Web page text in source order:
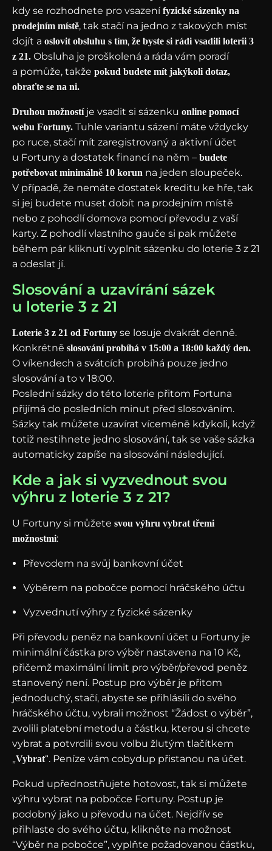
kdy se rozhodnete pro vsazenífyzické sázenky na
prodejním místě, tak stačí na jedno z takových míst
dojít a oslovit obsluhu s tím, že byste si rádi vsadili loterii 3
z 21. Obsluha je proškolená a ráda vám poradí
a pomůže, takže pokud budete mít jakýkoli dotaz,
obraťte se na ni.
Druhou možnostíje vsadit si sázenku online pomocí
webu Fortuny. Tuhle variantu sázení máte vždycky
po ruce, stačí mít zaregistrovaný a aktivní účet
u Fortuny a dostatek financí na něm – budete
potřebovat minimálně 10 korun na jeden sloupeček.
V případě, že nemáte dostatek kreditu ke hře, tak
si jej budete muset dobít na prodejním místě
nebo z pohodlí domova pomocí převodu z vaší
karty. Z pohodlí vlastního gauče si pak můžete
během pár kliknutí vyplnit sázenku do loterie 3 z 21
a odeslat jí.
Slosování a uzavírání sázek
u loterie 3 z 21
Loterie 3 z 21 od Fortuny se losuje dvakrát denně.
Konkrétně slosování probíhá v 15:00 a 18:00 každý den.
O víkendech a svátcích probíhá pouze jedno
slosování a to v 18:00.
Poslední sázky do této loterie přitom Fortuna
přijímá do posledních minut před slosováním.
Sázky tak můžete uzavírat víceméně kdykoli, když
totiž nestihnete jedno slosování, tak se vaše sázka
automaticky zapíše na slosování následující.
Kde a jak si vyzvednout svou
výhru z loterie 3 z 21?
U Fortuny si můžete svou výhru vybrat třemi
možnostmi:
Převodem na svůj bankovní účet
Výběrem na pobočce pomocí hráčského účtu
Vyzvednutí výhry z fyzické sázenky
Při převodu peněz na bankovní účet u Fortuny je
minimální částka pro výběr nastavena na 10 Kč,
přičemž maximální limit pro výběr/převod peněz
stanovený není. Postup pro výběr je přitom
jednoduchý, stačí, abyste se přihlásili do svého
hráčského účtu, vybrali možnost “Žádost o výběr”,
zvolili platební metodu a částku, kterou si chcete
vybrat a potvrdili svou volbu žlutým tlačítkem
„Vybrat“. Peníze vám cobydup přistanou na účet.
Pokud upřednostňujete hotovost, tak si můžete
výhru vybrat na pobočce Fortuny. Postup je
podobný jako u převodu na účet. Nejdřív se
přihlaste do svého účtu, klikněte na možnost
“Výběr na pobočce”, vyplňte požadovanou částku,